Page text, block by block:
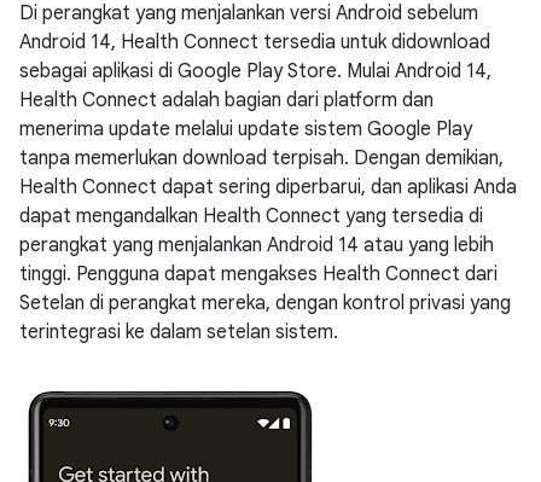
Di perangkat yang menjalankan versi Android sebelum
Android 14, Health Connect tersedia untuk didownload
sebagai aplikasi di Google Play Store. Mulai Android 14,
Health Connect adalah bagian dari platform dan
menerima update melalui update sistem Google Play
tanpa memerlukan download terpisah. Dengan demikian,
Health Connect dapat sering diperbarui, dan aplikasi Anda
dapat mengandalkan Health Connect yang tersedia di
perangkat yang menjalankan Android 14 atau yang lebih
tinggi. Pengguna dapat mengakses Health Connect dari
Setelan di perangkat mereka, dengan kontrol privasi yang
terintegrasi ke dalam setelan sistem.